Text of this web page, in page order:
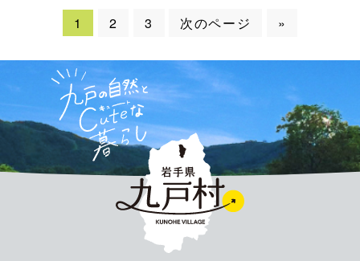
1 2 3 次のページ »